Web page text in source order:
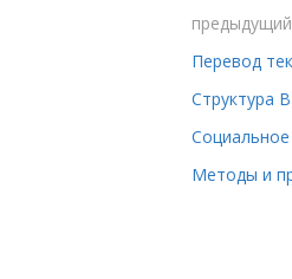
предыдущий
Перевод
Структура
Методы и